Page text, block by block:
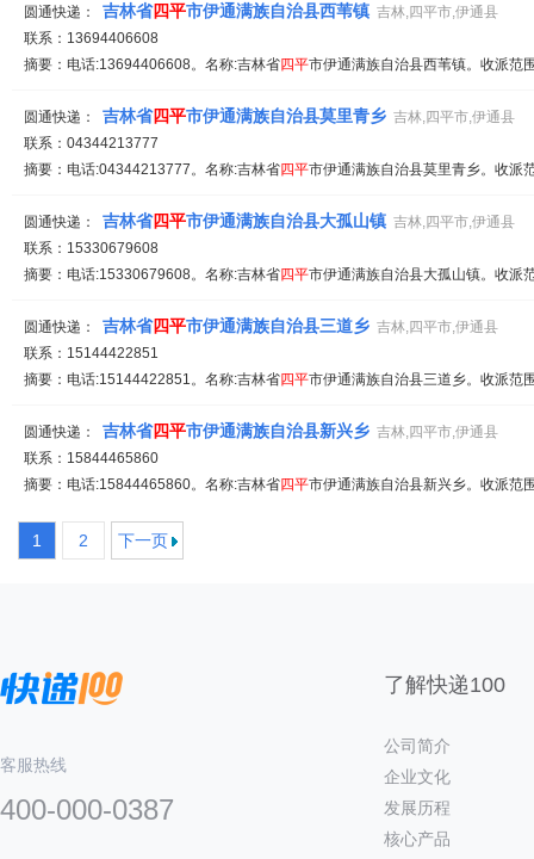
圆通快递： 吉林省四平市伊通满族自治县西苇镇 吉林,四平市,伊通县
联系：13694406608
摘要：电话:13694406608。名称:吉林省四平市伊通满族自治县西苇镇。收派范
圆通快递： 吉林省四平市伊通满族自治县莫里青乡 吉林,四平市,伊通县
联系：04344213777
摘要：电话:04344213777。名称:吉林省四平市伊通满族自治县莫里青乡。收派
圆通快递： 吉林省四平市伊通满族自治县大孤山镇 吉林,四平市,伊通县
联系：15330679608
摘要：电话:15330679608。名称:吉林省四平市伊通满族自治县大孤山镇。收派
圆通快递： 吉林省四平市伊通满族自治县三道乡 吉林,四平市,伊通县
联系：15144422851
摘要：电话:15144422851。名称:吉林省四平市伊通满族自治县三道乡。收派范
圆通快递： 吉林省四平市伊通满族自治县新兴乡 吉林,四平市,伊通县
联系：15844465860
摘要：电话:15844465860。名称:吉林省四平市伊通满族自治县新兴乡。收派范
1 2 下一页
客服热线
400-000-0387
了解快递100
公司简介
企业文化
发展历程
核心产品